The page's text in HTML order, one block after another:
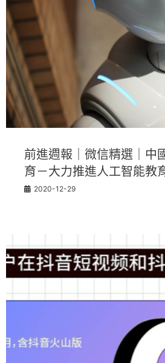
前進週報｜微信精選｜中
育－大力推進人工智能教
2020-12-29